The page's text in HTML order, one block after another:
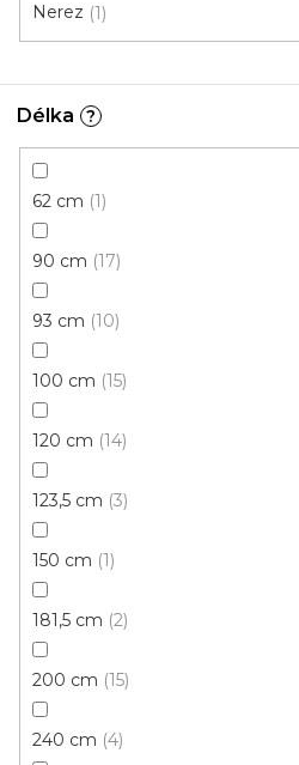
Nerez 1
Délka ?
62 cm 1
90 cm 17
93 cm 10
100 cm 15
120 cm 14
123,5 cm 3
150 cm 1
181,5 cm 2
200 cm 15
240 cm 4
31 Kč/ balení
Komponenty k liště USL 50
40 Kč / ks
50 Kč